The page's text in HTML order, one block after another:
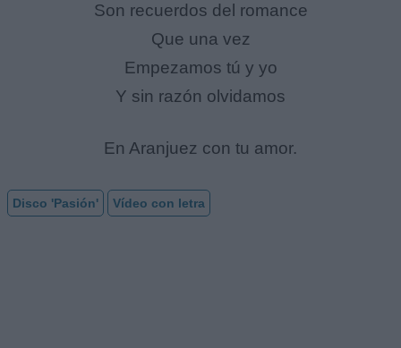
Son recuerdos del romance
Que una vez
Empezamos tú y yo
Y sin razón olvidamos
En Aranjuez con tu amor.
Disco 'Pasión' Vídeo con letra